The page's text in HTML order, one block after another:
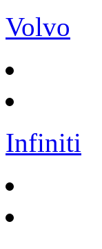
Volvo
Infiniti